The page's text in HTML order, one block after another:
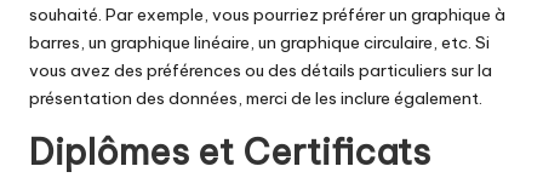
souhaité. Par exemple, vous pourriez préférer un graphique à
barres, un graphique linéaire, un graphique circulaire, etc. Si
vous avez des préférences ou des détails particuliers sur la
présentation des données, merci de les inclure également.
Diplômes et Certificats